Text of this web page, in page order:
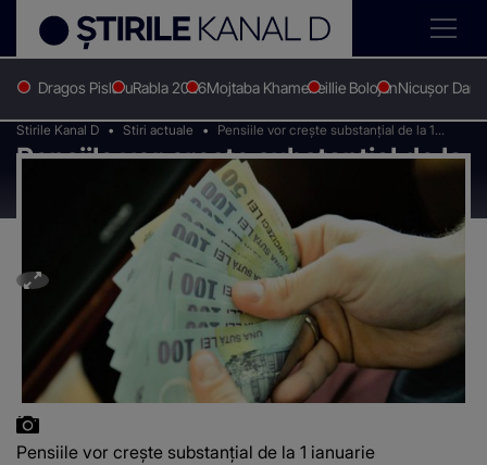
Dragos PislaruRabla 2026Mojtaba KhameneiIlie BolojanNicușor Dan
Stirile Kanal D Stiri actuale
Pensiile vor crește substanțial de la 1
ianuarie
Pensiile vor crește substanțial de la
Pensiile vor crește substanțial de la 1 ianuarie